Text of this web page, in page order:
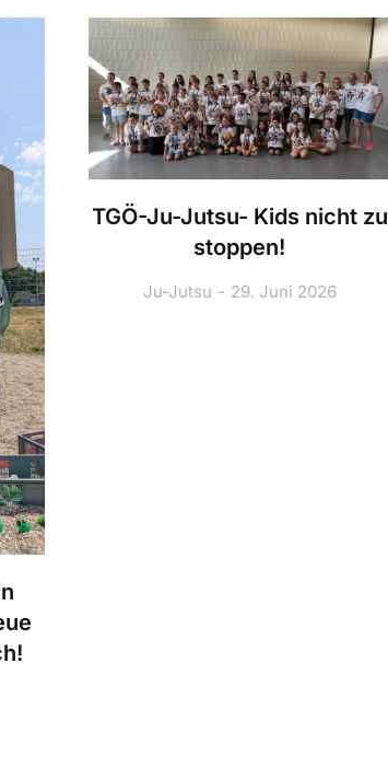
TGÖ-Ju-Jutsu- Kids nicht zu
stoppen!
Ju-Jutsu 29. Juni 2026